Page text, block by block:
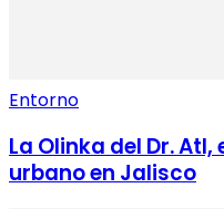
Entorno
La Olinka del Dr.
urbano en Jalisco